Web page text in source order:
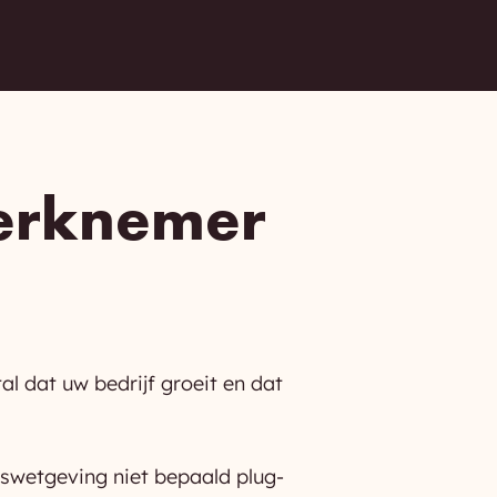
dat uw bedrijf groeit en dat
niet bepaald plug-